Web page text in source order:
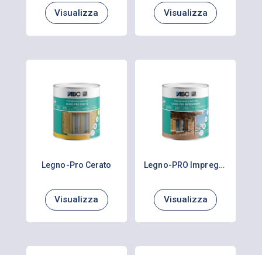
Visualizza Visualizza
Legno-Pro Cerato
Visualizza
Legno-PRO Impregnante
Visualizza